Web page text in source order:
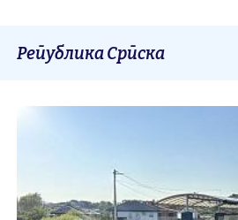
Република Српска